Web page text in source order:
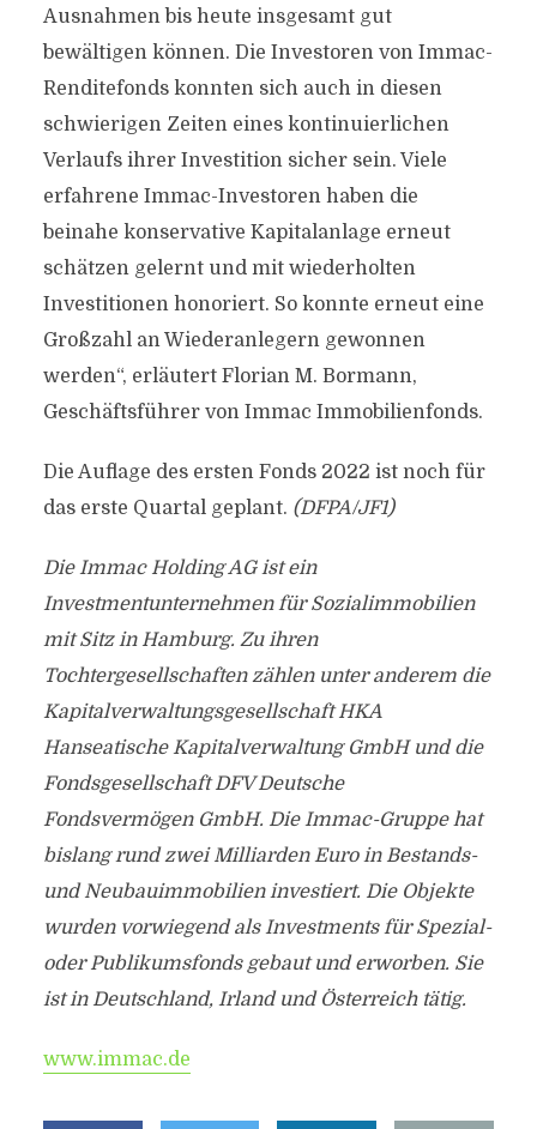
Ausnahmen bis heute insgesamt gut
bewältigen können. Die Investoren von Immac-
Renditefonds konnten sich auch in diesen
schwierigen Zeiten eines kontinuierlichen
Verlaufs ihrer Investition sicher sein. Viele
erfahrene Immac-Investoren haben die
beinahe konservative Kapitalanlage erneut
schätzen gelernt und mit wiederholten
Investitionen honoriert. So konnte erneut eine
Großzahl an Wiederanlegern gewonnen
werden“, erläutert Florian M. Bormann,
Geschäftsführer von Immac Immobilienfonds.
Die Auflage des ersten Fonds 2022 ist noch für
das erste Quartal geplant. (DFPA/JF1)
Die Immac Holding AG ist ein
Investmentunternehmen für Sozialimmobilien
mit Sitz in Hamburg. Zu ihren
Tochtergesellschaften zählen unter anderem die
Kapitalverwaltungsgesellschaft HKA
Hanseatische Kapitalverwaltung GmbH und die
Fondsgesellschaft DFV Deutsche
Fondsvermögen GmbH. Die Immac-Gruppe hat
bislang rund zwei Milliarden Euro in Bestands-
und Neubauimmobilien investiert. Die Objekte
wurden vorwiegend als Investments für Spezial-
oder Publikumsfonds gebaut und erworben. Sie
ist in Deutschland, Irland und Österreich tätig.
www.immac.de